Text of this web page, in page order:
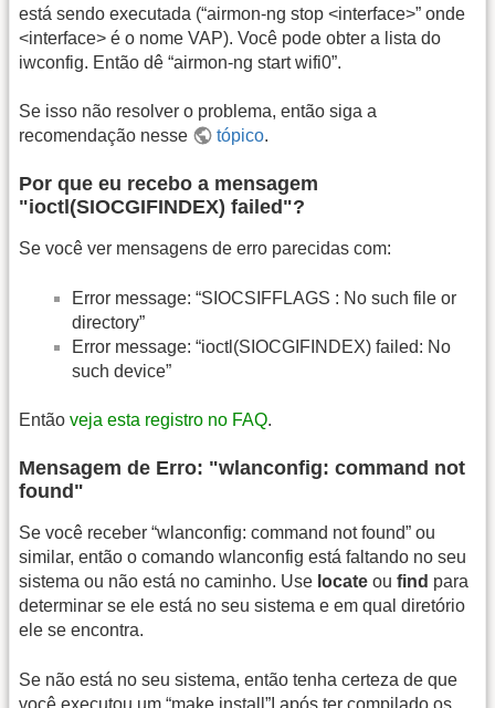
está sendo executada (“airmon-ng stop <interface>” onde
<interface> é o nome VAP). Você pode obter a lista do
iwconfig. Então dê “airmon-ng start wifi0”.
Se isso não resolver o problema, então siga a
recomendação nesse
tópico.
Por que eu recebo a mensagem
"ioctl(SIOCGIFINDEX) failed"?
Se você ver mensagens de erro parecidas com:
Error message: “SIOCSIFFLAGS : No such file or
directory”
Error message: “ioctl(SIOCGIFINDEX) failed: No
such device”
Então veja esta registro no FAQ.
Mensagem de Erro: "wlanconfig: command not
found"
Se você receber “wlanconfig: command not found” ou
similar, então o comando wlanconfig está faltando no seu
sistema ou não está no caminho. Use locate ou find para
determinar se ele está no seu sistema e em qual diretório
ele se encontra.
Se não está no seu sistema, então tenha certeza de que
você executou um “make install”I após ter compilado os